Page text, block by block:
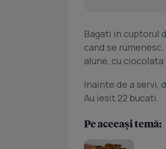
Bagati in cuptorul
cand se
alune, cu
Inainte de a servi,
Au iesit 22 bucati.
Pe aceeași temă: